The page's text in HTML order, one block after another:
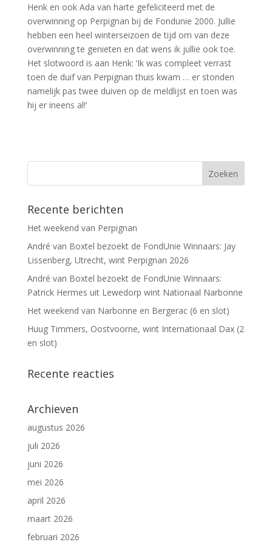
Henk en ook Ada van harte gefeliciteerd met de
overwinning op Perpignan bij de Fondunie 2000. Jullie
hebben een heel winterseizoen de tijd om van deze
overwinning te genieten en dat wens ik jullie ook toe.
Het slotwoord is aan Henk: ‘Ik was compleet verrast
toen de duif van Perpignan thuis kwam … er stonden
namelijk pas twee duiven op de meldlijst en toen was
hij er ineens al!’
Recente berichten
Het weekend van Perpignan
André van Boxtel bezoekt de FondUnie Winnaars: Jay
Lissenberg, Utrecht, wint Perpignan 2026
André van Boxtel bezoekt de FondUnie Winnaars:
Patrick Hermes uit Lewedorp wint Nationaal Narbonne
Het weekend van Narbonne en Bergerac (6 en slot)
Huug Timmers, Oostvoorne, wint Internationaal Dax (2
en slot)
Recente reacties
Archieven
augustus 2026
juli 2026
juni 2026
mei 2026
april 2026
maart 2026
februari 2026